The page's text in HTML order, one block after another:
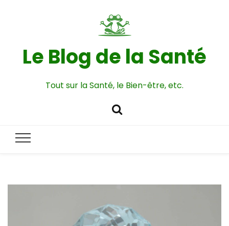
Le Blog de la Santé
Tout sur la Santé, le Bien-être, etc.